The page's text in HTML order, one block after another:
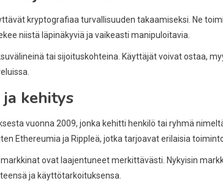
kryptografiaa turvallisuuden takaamiseksi. Ne
niistä läpinäkyviä ja vaikeasti manipuloitavia.
tai sijoituskohteina. Käyttäjät voivat ostaa,
kehitys
vuonna 2009, jonka kehitti henkilö tai ryhmä
Ethereumia ja Rippleä, jotka tarjoavat erilaisia
ovat laajentuneet merkittävästi. Nykyisin
ja käyttötarkoituksensa.